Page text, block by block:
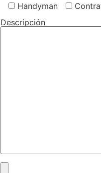
Handyman
Descripción